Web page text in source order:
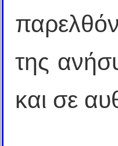
της
και σε